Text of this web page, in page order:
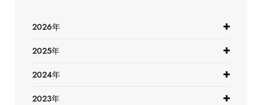
2026年
2025年
2024年
2023年